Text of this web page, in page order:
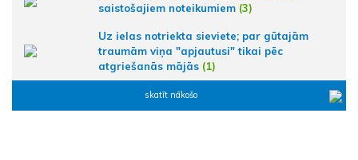
saistošajiem noteikumiem (3)
Uz ielas notriekta sieviete; par gūtajām
traumām viņa "apjautusi" tikai pēc
atgriešanās mājās (1)
skatīt nākošo